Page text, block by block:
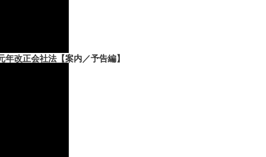
改正会社法【案内／予告編】